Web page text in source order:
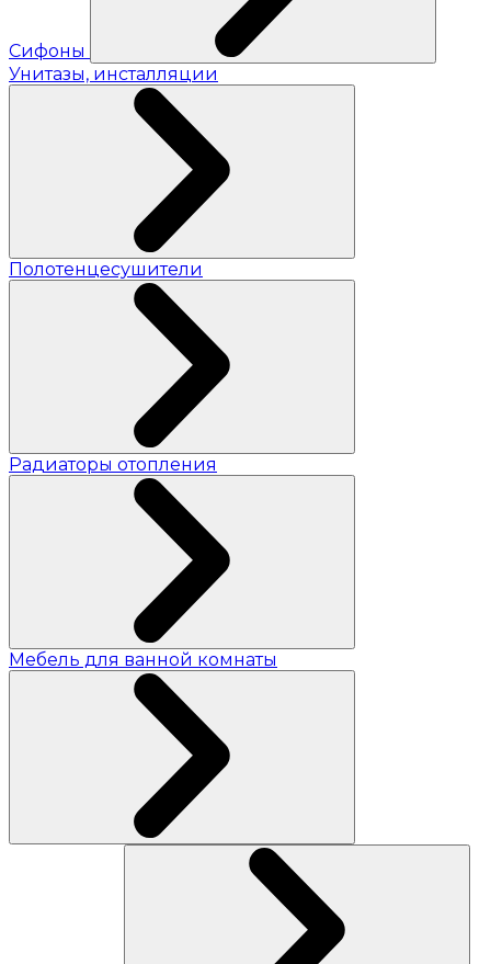
Сифоны
Унитазы, инсталляции
Полотенцесушители
Радиаторы отопления
Мебель для ванной комнаты